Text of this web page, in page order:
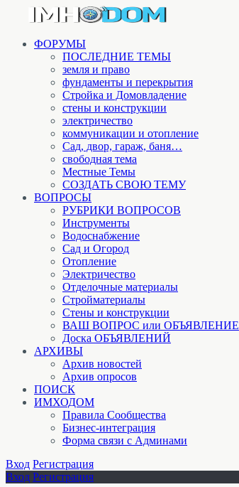
ФОРУМЫ
ПОСЛЕДНИЕ ТЕМЫ
земля и право
фундаменты и перекрытия
Стройка и Домовладение
стены и конструкции
электричество
коммуникации и отопление
Cад, двор, гараж, баня…
свободная тема
Местные Темы
СОЗДАТЬ СВОЮ ТЕМУ
ВОПРОСЫ
РУБРИКИ ВОПРОСОВ
Инструменты
Водоснабжение
Сад и Огород
Отопление
Электричество
Отделочные материалы
Стройматериалы
Стены и конструкции
ВАШ ВОПРОС или ОБЪЯВЛЕНИЕ
Доска ОБЪЯВЛЕНИЙ
АРХИВЫ
Архив новостей
Архив опросов
ПОИСК
ИМХОДОМ
Правила Сообщества
Бизнес-интеграция
Форма связи с Админами
Вход Регистрация
Вход Регистрация